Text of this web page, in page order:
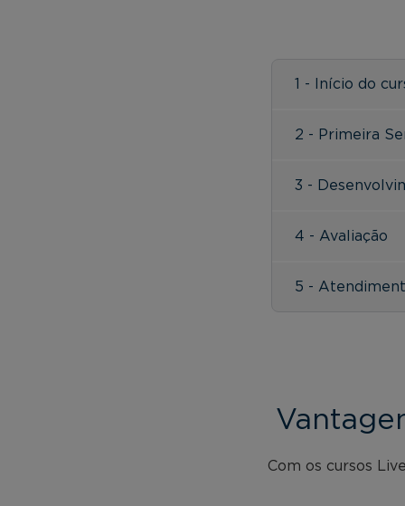
1 - Início do
2 - Primeira
3 -
4 - Avaliação
5 -
Com os cursos